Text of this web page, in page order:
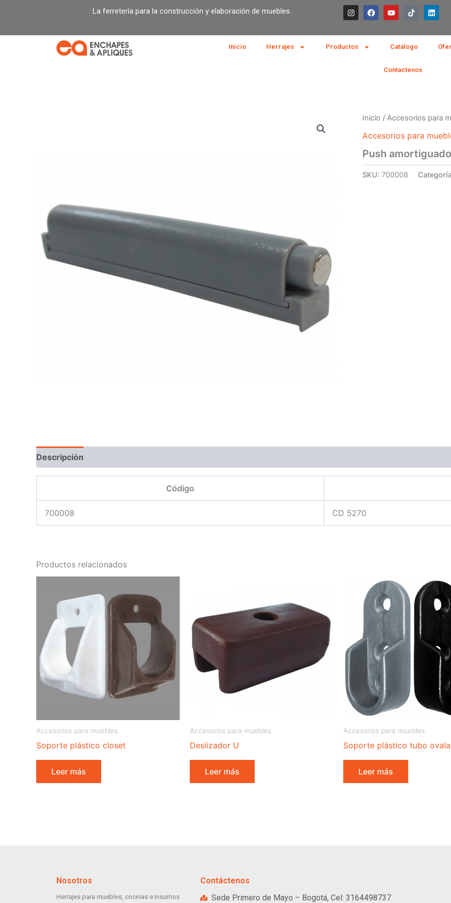
La ferretería para la construcción y elaboración de muebles. I
n
s
a
g
F
a
c
b
Y
o
u
u
b
T
i
o
k
L
i
n
e
Inicio Herrajes Productos Catálogo
Contactenos
Inicio / Accesorios para
Accesorios para
Push
SKU: 700008
Descripción
Código
700008 CD 5270
Productos relacionados
Accesorios para muebles
Soporte plástico closet
Leer más
Accesorios para muebles
Deslizador U
Leer más
Accesorios para muebles
Soporte plástico tubo
Leer más
Nosotros
Herrajes para muebles, cocinas e insumos
Contáctenos
Sede Primero de Mayo – Bogotá, Cel: 3164498737